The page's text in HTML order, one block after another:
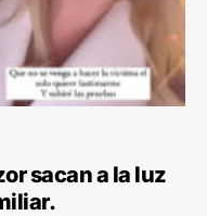
sacan a la luz